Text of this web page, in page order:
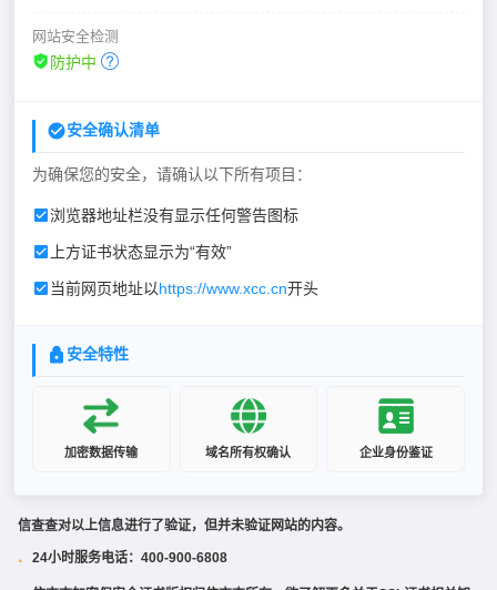
网站安全检测
防护中
安全确认清单
为确保您的安全，请确认以下所有项目：
浏览器地址栏没有显示任何警告图标
上方证书状态显示为“有效”
当前网页地址以https://www.xcc.cn开头
安全特性
加密数据传输 域名所有权确认 企业身份鉴证
信查查对以上信息进行了验证，但并未验证网站的内容。
· 24小时服务电话：400-900-6808